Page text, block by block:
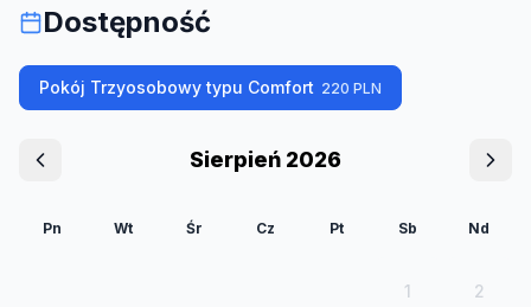
Dostępność
Pokój Trzyosobowy typu Comfort 220 PLN
Sierpień 2026
Pn Wt Śr Cz Pt Sb Nd
1 2